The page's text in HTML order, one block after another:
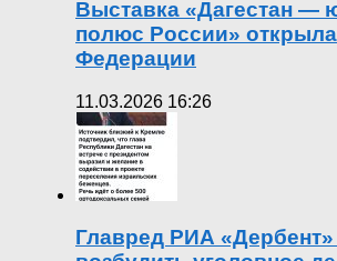
Выставка «Дагестан —
полюс России»
Федерации
11.03.2026 16:26
Главред РИА «Дербент»